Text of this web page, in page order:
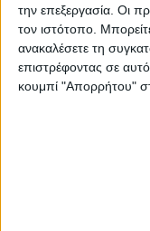
την επεξεργασία. Οι
τον ιστότοπο.
ανακαλέσετε τη
επιστρέφοντας σε
κουμπί "Απορρήτου"
Έχουμε
κυβερνήσεων
αδιέξοδο
λαό για την